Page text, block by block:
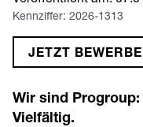
Kennziffer: 2026-1313
JETZT
Wir sind
Vielfältig.